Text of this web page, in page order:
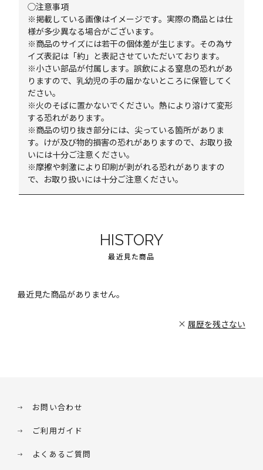
◯注意事項
※掲載している画像はイメージです。実際の商品とは仕
様が多少異なる場合がございます。
※商品のサイズには若干の個体差が生じます。その為サ
イズ表記は「約」と表記させていただいております。
※小さい部品が付属します。誤飲による窒息の恐れがあ
りますので、乳幼児の手の届かないところに保管してく
ださい。
※火のそばに置かないでください。熱により溶けて変形
する恐れがあります。
※商品の切り抜き部分には、尖っている箇所がありま
す。けが及び物的損害の恐れがありますので、お取り扱
いには十分ご注意ください。
※摩擦や刺激により印刷が剥がれる恐れがありますの
で、お取り扱いには十分ご注意ください。
HISTORY
最近見た商品
最近見た商品がありません。
履歴を残さない
お問い合わせ
ご利用ガイド
よくあるご質問